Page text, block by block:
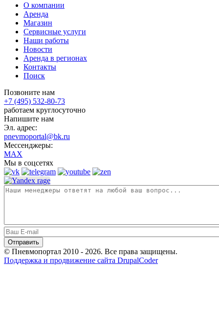
О компании
Аренда
Магазин
Сервисные услуги
Наши работы
Новости
Аренда в регионах
Контакты
Поиск
Позвоните нам
+7 (495) 532-80-73
работаем круглосуточно
Напишите нам
Эл. адрес:
pnevmoportal@bk.ru
Мессенджеры:
MAX
Мы в соцсетях
© Пневмопортал 2010 - 2026. Все права защищены.
Поддержка и продвижение сайта DrupalCoder